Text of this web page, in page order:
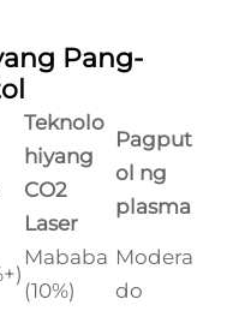
Pang-
Teknolo
hiyang
CO2
Laser
Pagput
ol ng
plasma
Mababa
(10%)
Modera
do